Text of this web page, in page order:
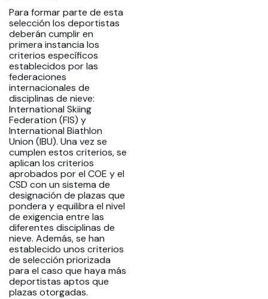
Para formar parte de esta
selección los deportistas
deberán cumplir en
primera instancia los
criterios específicos
establecidos por las
federaciones
internacionales de
disciplinas de nieve:
International Skiing
Federation (FIS) y
International Biathlon
Union (IBU). Una vez se
cumplen estos criterios, se
aplican los criterios
aprobados por el COE y el
CSD con un sistema de
designación de plazas que
pondera y equilibra el nivel
de exigencia entre las
diferentes disciplinas de
nieve. Además, se han
establecido unos criterios
de selección priorizada
para el caso que haya más
deportistas aptos que
plazas otorgadas.